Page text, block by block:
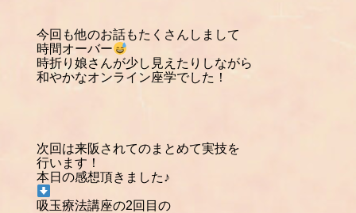
今回も他のお話もたくさんしまして
時間オーバー
時折り娘さんが少し見えたりしながら
和やかなオンライン座学でした！
次回は来阪されてのまとめて実技を
行います！
本日の感想頂きました♪
吸玉療法講座の2回目の